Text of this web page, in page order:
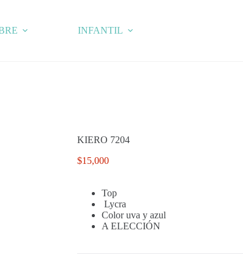
INFANTIL
KIERO 7204
$15,000
Top
Lycra
Color uva y azul
A ELECCIÓN